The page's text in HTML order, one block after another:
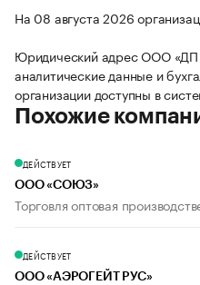
На 08 августа 2026
Юридический адрес ООО
аналитические данные и
организации доступны в
Похожие
ДЕЙСТВУЕТ
ООО «СОЮЗ»
Торговля оптовая
ДЕЙСТВУЕТ
ООО «АЭРОГЕЙТ РУС»